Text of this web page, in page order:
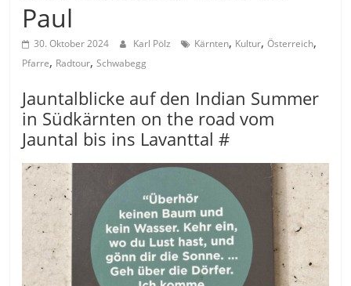
Paul
30. Oktober 2024 Karl Pölz Kärnten, Kultur,Österreich,
Pfarre, Radtour,Schwabegg
Jauntalblicke auf den Indian Summer
in Südkärnten on the road vom
Jauntal bis ins Lavanttal #